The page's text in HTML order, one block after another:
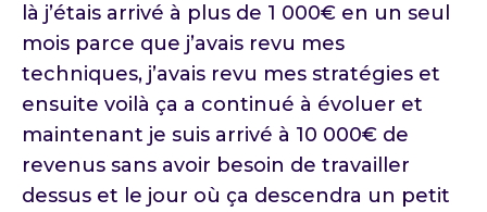
là j’étais arrivé à plus de 1 000€ en un seul
mois parce que j’avais revu mes
techniques, j’avais revu mes stratégies et
ensuite voilà ça a continué à évoluer et
maintenant je suis arrivé à 10 000€ de
revenus sans avoir besoin de travailler
dessus et le jour où ça descendra un petit